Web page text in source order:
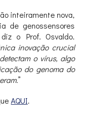
inteiramente nova,
de genossensores
o Prof. Osvaldo.
inovação crucial
o vírus, algo
do genoma do
”
AQUI.